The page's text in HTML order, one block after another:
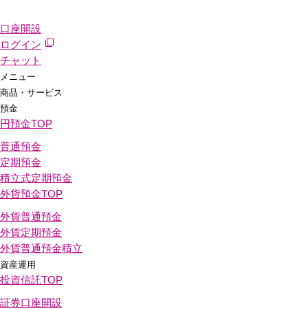
口座開設
ログイン
チャット
メニュー
商品・サービス
預金
円預金TOP
普通預金
定期預金
積立式定期預金
外貨預金TOP
外貨普通預金
外貨定期預金
外貨普通預金積立
資産運用
投資信託TOP
証券口座開設